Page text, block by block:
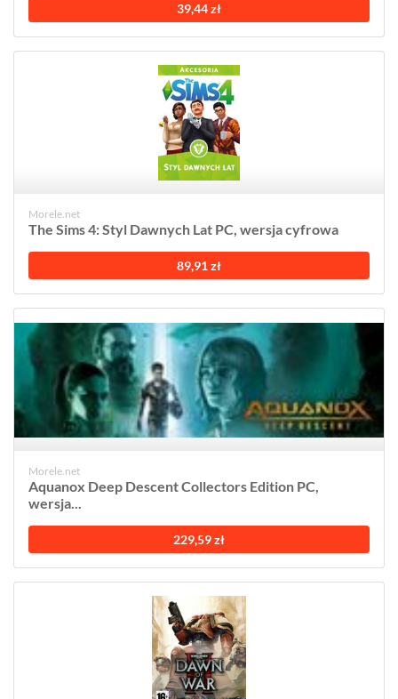
39,44 zł
Morele.net
The Sims 4: Styl Dawnych Lat PC, wersja cyfrowa
89,91 zł
Morele.net
Aquanox Deep Descent Collectors Edition PC,
wersja...
229,59 zł